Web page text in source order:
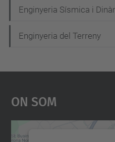
Enginyeria Sísmica i
Enginyeria del Terreny
On Som